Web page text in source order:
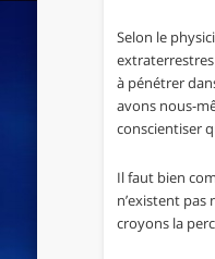
Selon le
à pénétrer
avons nous-
conscientiser
Il faut bien
n’existent
croyons la